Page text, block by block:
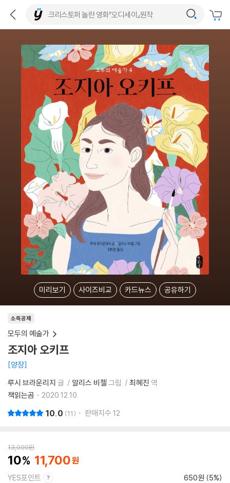
미리보기 사이즈비교 카드뉴스 공유하기
소득공제
모두의 예술가
조지아 오키프
양장
루시 브라운리지 글 알리스 비첼 그림 최혜진 역
책읽는곰
2020.12.10.
10.0 11 판매지수 12
13,000원
10 11,700
YES포인트 650원 (5%)